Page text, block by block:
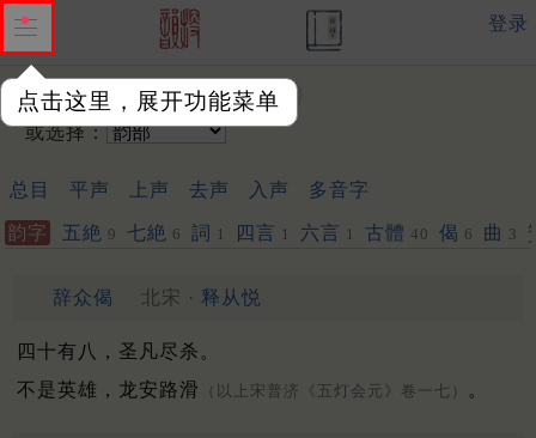
点击这里，展开功能菜单
登录
输入韵字：
或选择：
总目 平声 上声 去声 入声 多音字
韵字 五絶 9 七絶 6 詞 1 四言 1 六言 1 古體 40 偈 6 曲 3
辞众偈 北宋 · 释从悦
四十有八，圣凡尽杀。
不是英雄，龙安路滑
（以上宋普济《五灯会元》卷一七） 。